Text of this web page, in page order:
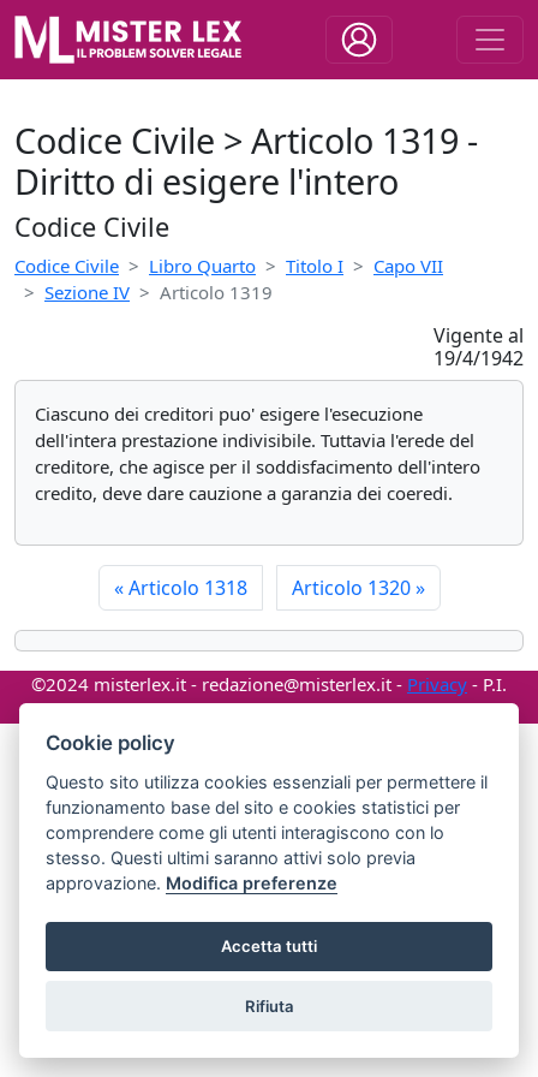
Codice Civile > Articolo 1319 -
Diritto di esigere l'intero
Codice Civile
Codice Civile Libro Quarto Titolo I
Capo VII
Sezione IV
Articolo 1319
Vigente al
19/4/1942
Ciascuno dei creditori puo' esigere l'esecuzione
dell'intera prestazione indivisibile. Tuttavia l'erede del
creditore, che agisce per il soddisfacimento dell'intero
credito, deve dare cauzione a garanzia dei coeredi.
«Articolo 1318 Articolo 1320»
©2024 misterlex.it - redazione@misterlex.it - Privacy - P.I.
02029690472
Cookie policy
Questo sito utilizza cookies essenziali per permettere il
funzionamento base del sito e cookies statistici per
comprendere come gli utenti interagiscono con lo
stesso. Questi ultimi saranno attivi solo previa
approvazione. Modifica preferenze
Accetta tutti
Rifiuta